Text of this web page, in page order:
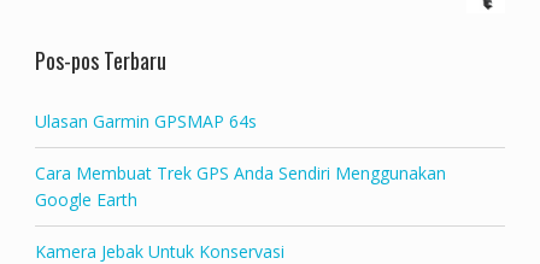
Pos-pos Terbaru
Ulasan Garmin GPSMAP 64s
Cara Membuat Trek GPS Anda Sendiri Menggunakan
Google Earth
Kamera Jebak Untuk Konservasi